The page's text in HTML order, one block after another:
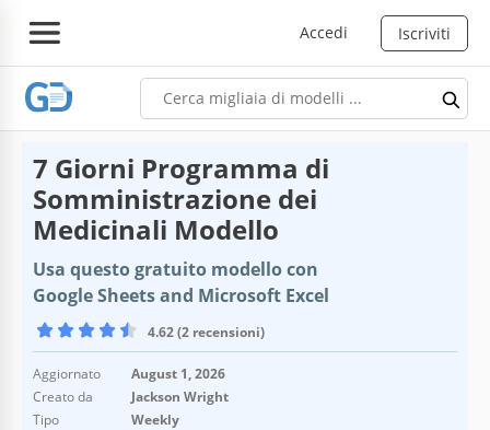
Accedi Iscriviti
7 Giorni Programma di
Somministrazione dei
Medicinali Modello
Usa questo gratuito modello con
Google Sheets and Microsoft Excel
4.62 (2 recensioni)
Aggiornato
August 1, 2026
Creato da
Jackson Wright
Tipo
Weekly